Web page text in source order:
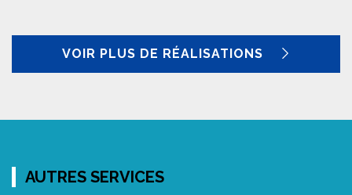
VOIR PLUS DE RÉALISATIONS
AUTRES SERVICES